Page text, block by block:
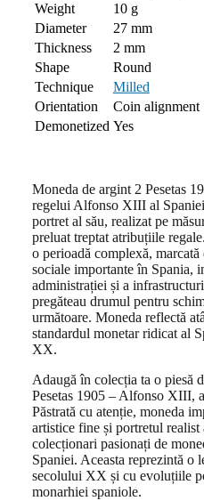
Weight
10 g
Diameter
27 mm
Thickness
2 mm
Shape
Round
Technique
Milled
Orientation
Coin alignment
Demonetized Yes
Moneda de argint 2 Pesetas
regelui Alfonso XIII al
portret al său, realizat pe
preluat treptat atribuțiile
o perioadă complexă,
sociale importante în Spania,
administrației și a
pregăteau drumul pentru
următoare. Moneda reflectă
standardul monetar ridicat al
XX.
Adaugă în colecția ta o piesă
Pesetas 1905 – Alfonso XIII,
Păstrată cu atenție, moneda
artistice fine și portretul
colecționari pasionați de
Spaniei. Aceasta reprezintă o
secolului XX și cu evoluțiile
monarhiei spaniole.